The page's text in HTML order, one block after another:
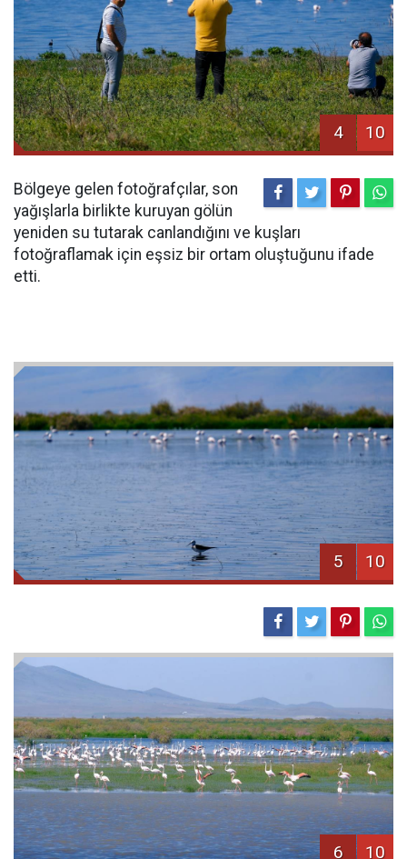
4 10
Bölgeye gelen fotoğrafçılar, son
yağışlarla birlikte kuruyan gölün
yeniden su tutarak canlandığını ve kuşları
fotoğraflamak için eşsiz bir ortam oluştuğunu ifade
etti.
5 10
6 10